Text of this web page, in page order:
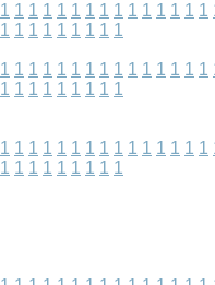
1 1 1 1 1 1 1 1 1 1 1 1 1 1 1
1 1 1 1 1 1 1 1 1
1 1 1 1 1 1 1 1 1 1 1 1 1 1 1
1 1 1 1 1 1 1 1 1
1 1 1 1 1 1 1 1 1 1 1 1 1 1 1
1 1 1 1 1 1 1 1 1